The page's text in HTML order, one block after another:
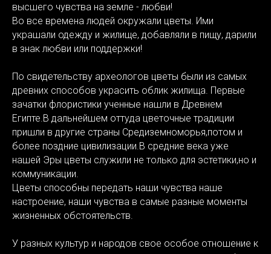
высшего чувства на земле - любви!
Во все времена людей окружали цветы. Ими
украшали одежду и жилище, добавляли в пищу, дарили
в знак любви или поддержки!
По свидетельству археологов цветы были из самых
древних способов украсить облик жилища. Первые
зачатки флористики ученные нашли в Древнем
Египте.В дальнейшем оттуда цветочные традиции
пришли в другие страны Средиземноморья,потом и
более поздние цивилизации.В средние века уже
нашей Эры цветы служили не только для эстетики,но и
коммуникации.
Цветы способны передать наши чувства наше
настроение, наши чувства в самые разные моменты
жизненных обстоятельств.
У разных культур и народов свое особое отношение к